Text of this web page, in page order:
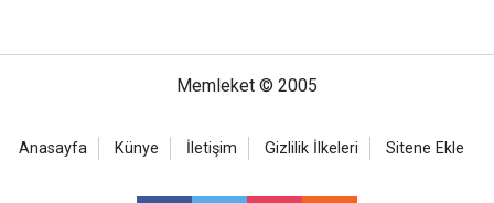
Memleket © 2005
Anasayfa Künye İletişim Gizlilik İlkeleri Sitene Ekle